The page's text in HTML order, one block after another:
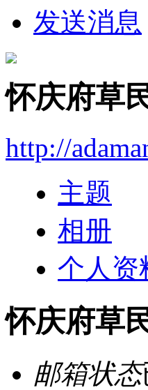
发送消息
怀庆府草
http://
主题
相册
个人资
怀庆府草
邮箱状态